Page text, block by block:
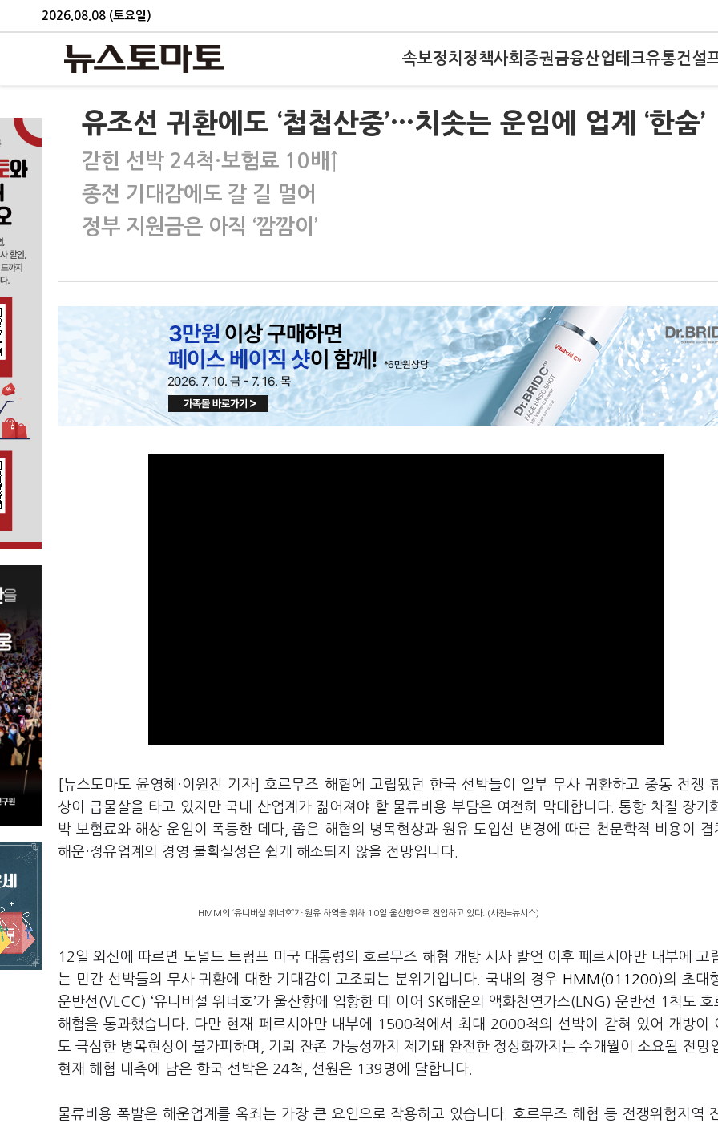
2026.08.08 (토요일)
속보정치 정책사회 증권금융산업테크유통건설
유조선 귀환에도 ‘첩첩산중’…치솟는 운임에 업계 ‘한숨’
갇힌 선박 24척·보험료 10배↑
종전 기대감에도 갈 길 멀어
정부 지원금은 아직 ‘깜깜이’
[뉴스토마토 윤영혜·이원진 기자] 호르무즈 해협에 고립됐던 한국 선박들이 일부 무사 귀환하고 중동 전쟁
상이 급물살을 타고 있지만 국내 산업계가 짊어져야 할 물류비용 부담은 여전히 막대합니다. 통항 차질 장기
박 보험료와 해상 운임이 폭등한 데다, 좁은 해협의 병목현상과 원유 도입선 변경에 따른 천문학적 비용이 겹
해운·정유업계의 경영 불확실성은 쉽게 해소되지 않을 전망입니다.
HMM의 ‘유니버설 위너호’가 원유 하역을 위해 10일 울산항으로 진입하고 있다. (사진=뉴시스)
12일 외신에 따르면 도널드 트럼프 미국 대통령의 호르무즈 해협 개방 시사 발언 이후 페르시아만 내부에 고
는 민간 선박들의 무사 귀환에 대한 기대감이 고조되는 분위기입니다. 국내의 경우 HMM(011200)의 초대
운반선(VLCC) ‘유니버설 위너호’가 울산항에 입항한 데 이어 SK해운의 액화천연가스(LNG) 운반선 1척도 호
해협을 통과했습니다. 다만 현재 페르시아만 내부에 1500척에서 최대 2000척의 선박이 갇혀 있어 개방이
도 극심한 병목현상이 불가피하며, 기뢰 잔존 가능성까지 제기돼 완전한 정상화까지는 수개월이 소요될 전망
현재 해협 내측에 남은 한국 선박은 24척, 선원은 139명에 달합니다.
물류비용 폭발은 해운업계를 옥죄는 가장 큰 요인으로 작용하고 있습니다. 호르무즈 해협 등 전쟁위험지역